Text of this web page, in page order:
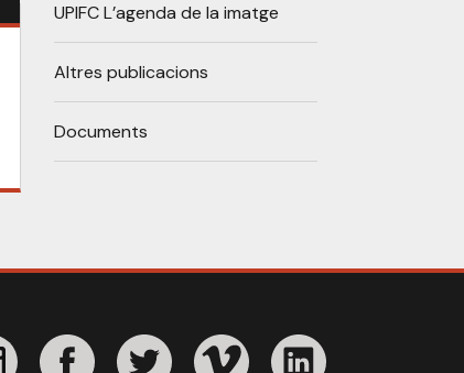
UPIFC L’agenda de la imatge
Altres publicacions
Documents